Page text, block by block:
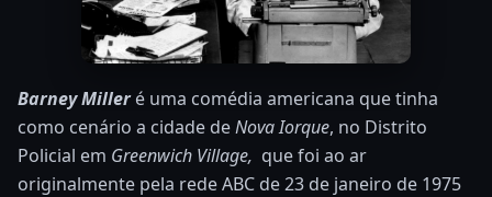
Barney Milleré uma comédia americana que tinha
como cenário a cidade deNova Iorque, no Distrito
Policial em Greenwich Village, que foi ao ar
originalmente pela rede ABC de 23 de janeiro de 1975